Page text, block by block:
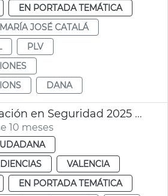
EN PORTADA TEMÁTICA
MARÍA JOSÉ CATALÁ
PLV
DANA
Premio Innovación en Seguridad 2025 al proyecto europeo IMPROVE
10 meses
VALENCIA
EN PORTADA TEMÁTICA